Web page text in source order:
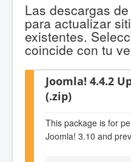
Las descargas
para actualizar
existentes.
coincide con tu
Joomla! 4.4.2
(.zip)
This package is for
Joomla! 3.10 and